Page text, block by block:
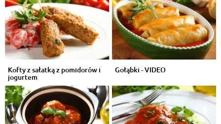
Kofty z sałatką z pomidorów i
jogurtem
Gołąbki - VIDEO